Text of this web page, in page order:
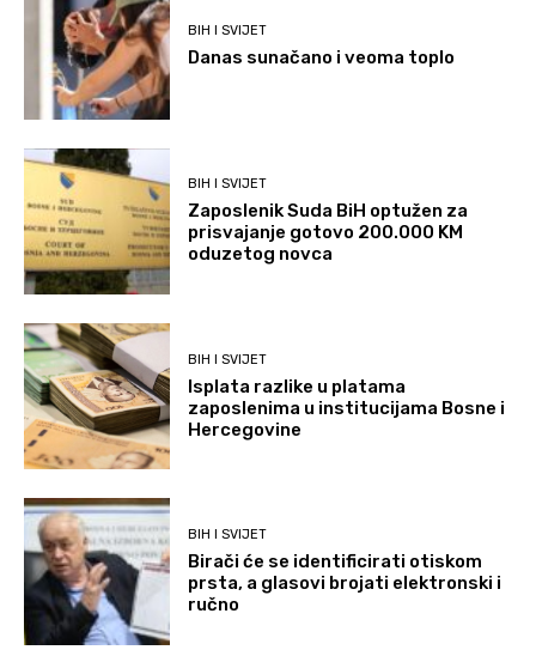
BIH I SVIJET
Danas sunačano i veoma toplo
BIH I SVIJET
Zaposlenik Suda BiH optužen za
prisvajanje gotovo 200.000 KM
oduzetog novca
BIH I SVIJET
Isplata razlike u platama
zaposlenima u institucijama Bosne i
Hercegovine
BIH I SVIJET
Birači će se identificirati otiskom
prsta, a glasovi brojati elektronski i
ručno